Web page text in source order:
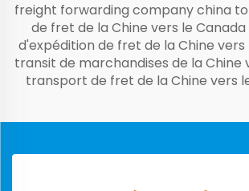
freight forwarding company china to
de fret de la Chine vers le Canada
d'expédition de fret de la Chine vers
transit de marchandises de la Chine
transport de fret de la Chine vers